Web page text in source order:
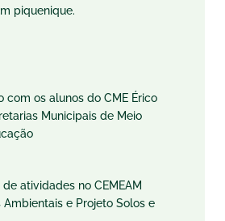
piquenique.
com os alunos do CME Érico
Municipais de Meio
atividades no CEMEAM
e Projeto Solos e